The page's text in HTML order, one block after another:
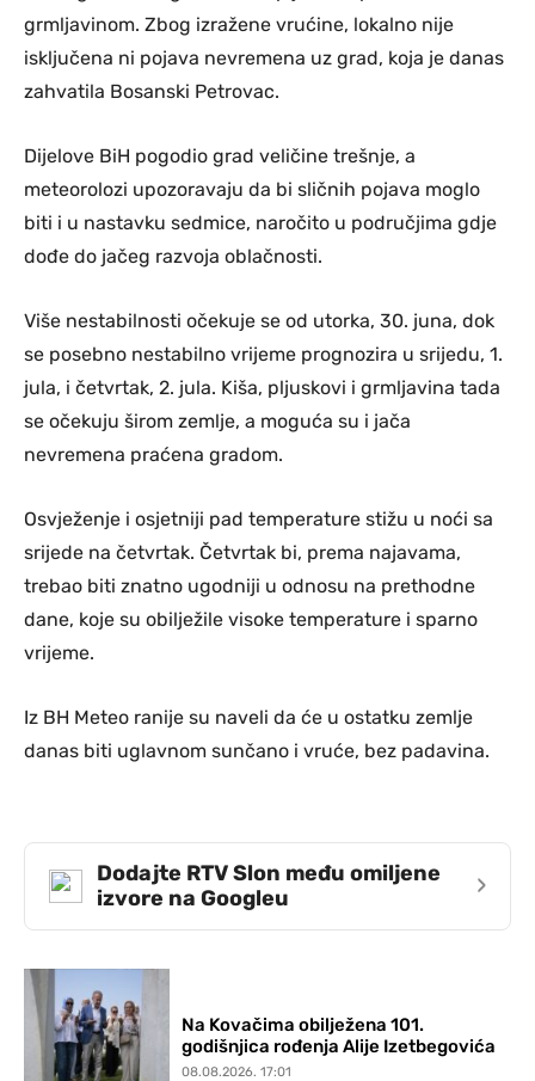
grmljavinom. Zbog izražene vrućine, lokalno nije
isključena ni pojava nevremena uz grad, koja je danas
zahvatila Bosanski Petrovac.
Dijelove BiH pogodio grad veličine trešnje, a
meteorolozi upozoravaju da bi sličnih pojava moglo
biti i u nastavku sedmice, naročito u područjima gdje
dođe do jačeg razvoja oblačnosti.
Više nestabilnosti očekuje se od utorka, 30. juna, dok
se posebno nestabilno vrijeme prognozira u srijedu, 1.
jula, i četvrtak, 2. jula. Kiša, pljuskovi i grmljavina tada
se očekuju širom zemlje, a moguća su i jača
nevremena praćena gradom.
Osvježenje i osjetniji pad temperature stižu u noći sa
srijede na četvrtak. Četvrtak bi, prema najavama,
trebao biti znatno ugodniji u odnosu na prethodne
dane, koje su obilježile visoke temperature i sparno
vrijeme.
Iz BH Meteo ranije su naveli da će u ostatku zemlje
danas biti uglavnom sunčano i vruće, bez padavina.
Dodajte RTV Slon među omiljene
izvore na Googleu
›
Na Kovačima obilježena 101.
godišnjica rođenja Alije Izetbegovića
08.08.2026. 17:01